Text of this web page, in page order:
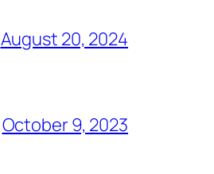
August 20, 2024
October 9, 2023